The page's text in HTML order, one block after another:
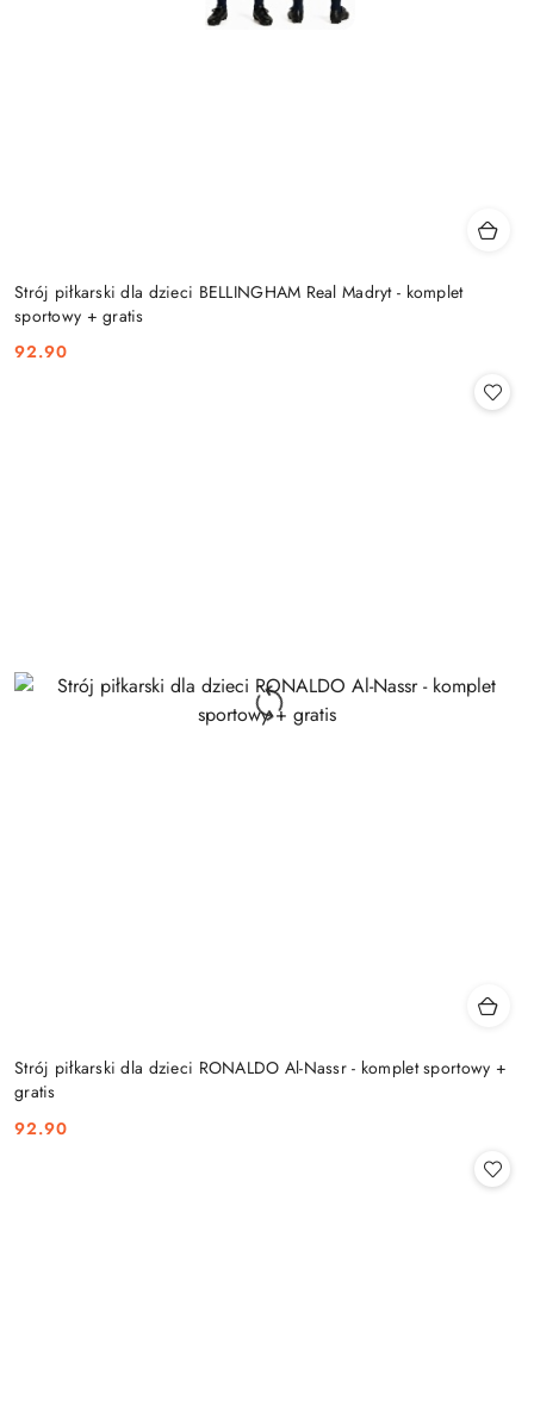
Strój piłkarski dla dzieci BELLINGHAM Real Madryt - komplet
sportowy + gratis
Cena:
92.90
Strój piłkarski dla dzieci RONALDO Al-Nassr - komplet sportowy +
gratis
Cena:
92.90